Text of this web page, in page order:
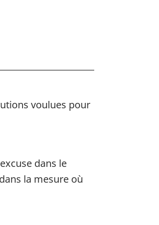
voulues pour
dans le
la mesure où